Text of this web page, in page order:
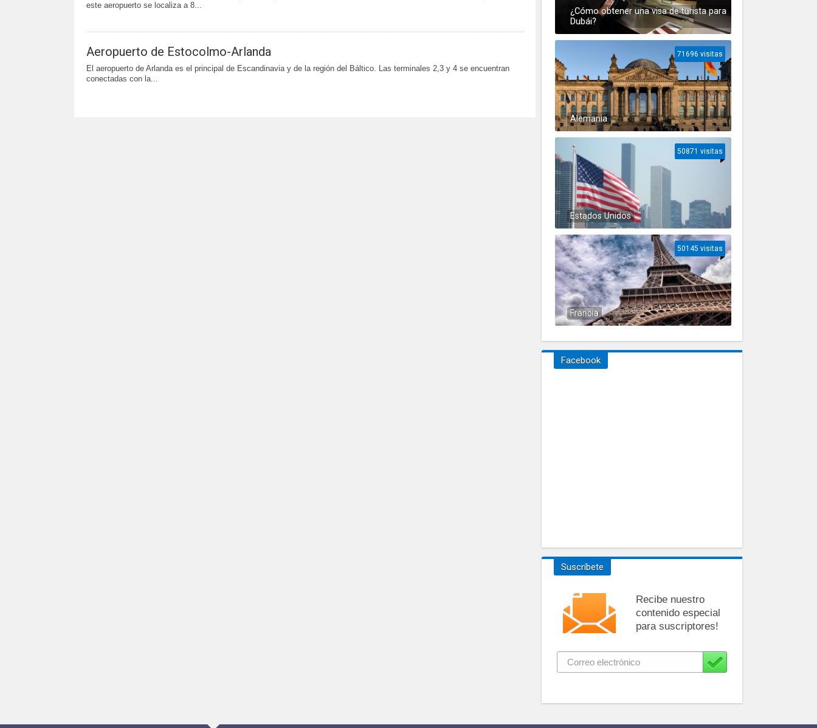
este aeropuerto se localiza a 8...
Aeropuerto de Estocolmo-Arlanda
El aeropuerto de Arlanda es el principal de Escandinavia y de la región del Báltico. Las terminales 2,3 y 4 se encuentran
conectadas con la...
¿Cómo obtener una visa de turista para
Dubái?
Alemania
71696 visitas
Estados Unidos
50871 visitas
Francia
50145 visitas
Facebook
Suscríbete
Recibe nuestro
contenido especial
para suscriptores!